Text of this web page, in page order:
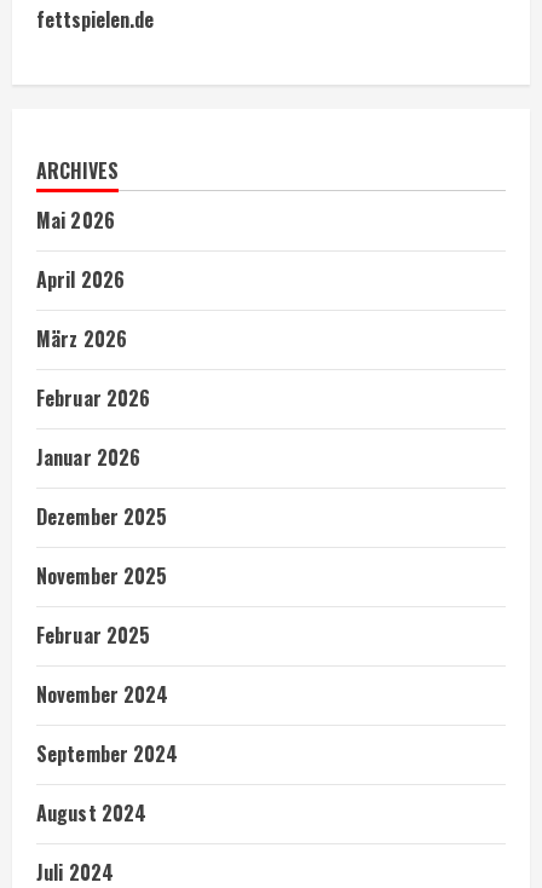
fettspielen.de
ARCHIVES
Mai 2026
April 2026
März 2026
Februar 2026
Januar 2026
Dezember 2025
November 2025
Februar 2025
November 2024
September 2024
August 2024
Juli 2024